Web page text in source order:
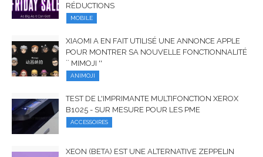
RÉDUCTIONS
MOBILE
XIAOMI A EN FAIT UTILISÉ UNE ANNONCE APPLE
POUR MONTRER SA NOUVELLE FONCTIONNALITÉ
`` MIMOJI ''
ANIMOJI
TEST DE L'IMPRIMANTE MULTIFONCTION XEROX
B1025 - SUR MESURE POUR LES PME
ACCESSOIRES
XEON (BETA) EST UNE ALTERNATIVE ZEPPELIN